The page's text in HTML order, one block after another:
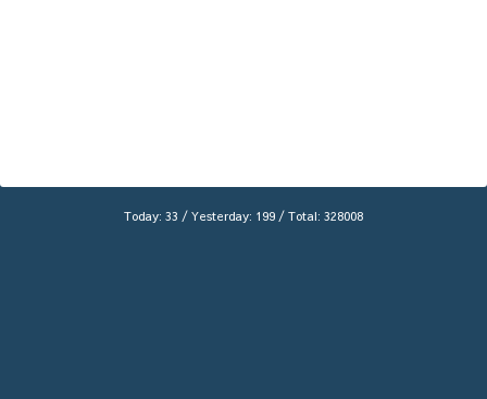
Today: 33 / Yesterday: 199 / Total: 328008